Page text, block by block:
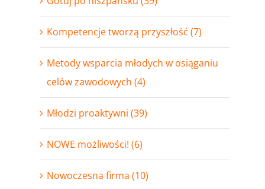
Kompetencje tworzą przyszłość (7)
Metody wsparcia młodych w osiąganiu
celów zawodowych (4)
Młodzi proaktywni (39)
NOWE możliwości! (6)
Nowoczesna firma (10)